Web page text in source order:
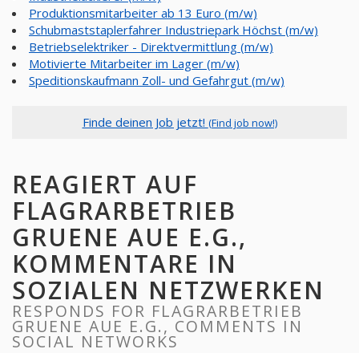
Produktionsmitarbeiter ab 13 Euro (m/w)
Schubmaststaplerfahrer Industriepark Höchst (m/w)
Betriebselektriker - Direktvermittlung (m/w)
Motivierte Mitarbeiter im Lager (m/w)
Speditionskaufmann Zoll- und Gefahrgut (m/w)
Finde deinen Job jetzt! (Find job now!)
REAGIERT AUF
FLAGRARBETRIEB
GRUENE AUE E.G.,
KOMMENTARE IN
SOZIALEN NETZWERKEN
RESPONDS FOR FLAGRARBETRIEB
GRUENE AUE E.G., COMMENTS IN
SOCIAL NETWORKS